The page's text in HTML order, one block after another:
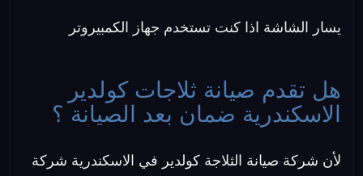
يسار الشاشة اذا كنت تستخدم جهاز الكمبيروتر
هل تقدم صيانة ثلاجات كولدير
الاسكندرية ضمان بعد الصيانة ؟
لأن شركة صيانة الثلاجة كولدير في الاسكندرية شركة